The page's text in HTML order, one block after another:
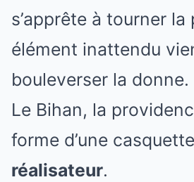
s’apprête à tourner la
élément inattendu
bouleverser la donne.
Le Bihan, la
forme d’une
réalisateur.